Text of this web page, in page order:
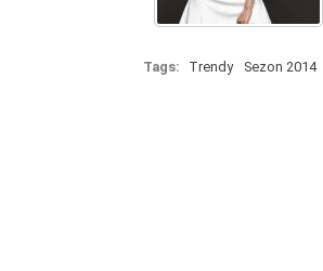
Tags: Trendy Sezon 2014